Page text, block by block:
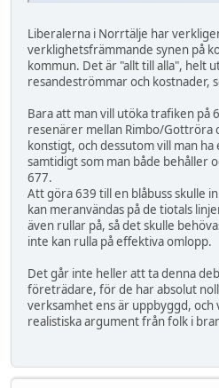
Liberalerna i Norrtälje har
verklighetsfrämmande synen på
kommun. Det är "allt till alla", helt
resandeströmmar och kostnader,
Bara att man vill utöka trafiken på
resenärer mellan Rimbo/Gottröra
konstigt, och dessutom vill man
samtidigt som man både behåller
677.
Att göra 639 till en blåbuss skulle
kan meranvändas på de tiotals
även rullar på, så det skulle
inte kan rulla på effektiva omlopp.
Det går inte heller att ta denna
företrädare, för de har absolut
verksamhet ens är uppbyggd, och
realistiska argument från folk i